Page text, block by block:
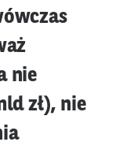
nie
zł), nie